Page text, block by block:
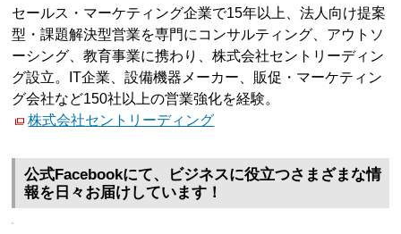
セールス・マーケティング企業で15年以上、法人向け提案
型・課題解決型営業を専門にコンサルティング、アウトソ
ーシング、教育事業に携わり、株式会社セントリーディン
グ設立。IT企業、設備機器メーカー、販促・マーケティン
グ会社など150社以上の営業強化を経験。
株式会社セントリーディング
公式Facebookにて、ビジネスに役立つさまざまな情
報を日々お届けしています！